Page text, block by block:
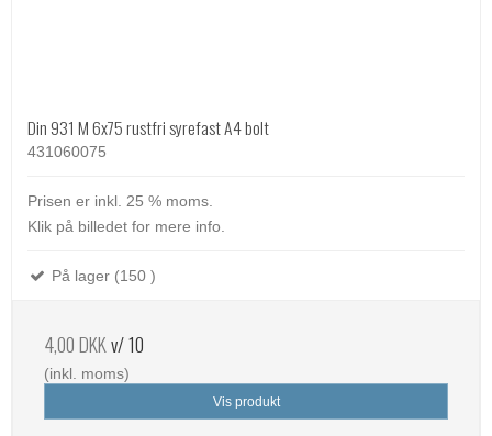
Din 931 M 6x75 rustfri syrefast A4 bolt
431060075
Prisen er inkl. 25 % moms.
Klik på billedet for mere info.
På lager (150 )
4,00 DKKv/ 10
(inkl. moms)
Vis produkt